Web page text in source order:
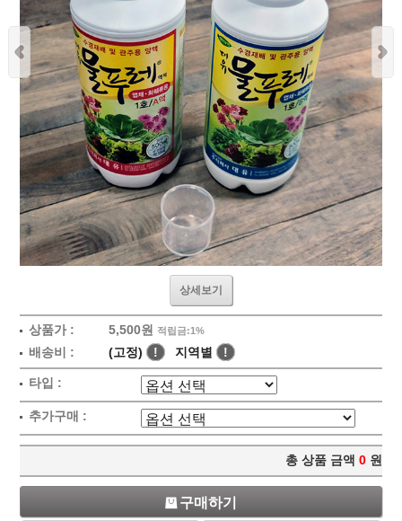
상세보기
상품가 : 5,500원 적립금:1%
배송비 : (고정) ! 지역별 !
타입 :
추가구매 :
총 상품 금액 0 원
구매하기